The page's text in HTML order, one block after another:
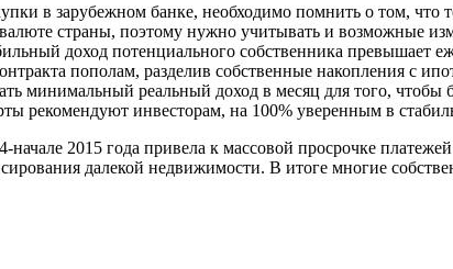
в зарубежном банке, необходимо помнить о том, что
страны, поэтому нужно учитывать и возможные
доход потенциального собственника превышает
пополам, разделив собственные накопления с
минимальный реальный доход в месяц для того,
рекомендуют инвесторам, на 100% уверенным в
начале 2015 года привела к массовой просрочке
далекой недвижимости. В итоге многие